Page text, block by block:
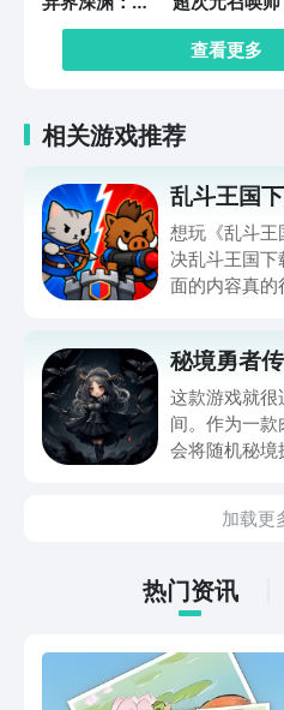
醒
查看更多
相关游戏推荐
乱斗王国
想玩《乱斗
决乱斗王国
面的内容真
app进行下载
利最多的游戏
游戏资源，还
动内容等相关
秘境勇者
这款游戏就
间。作为一款
会将随机秘
接就可以下
打发无聊的时
加载更
热门资讯